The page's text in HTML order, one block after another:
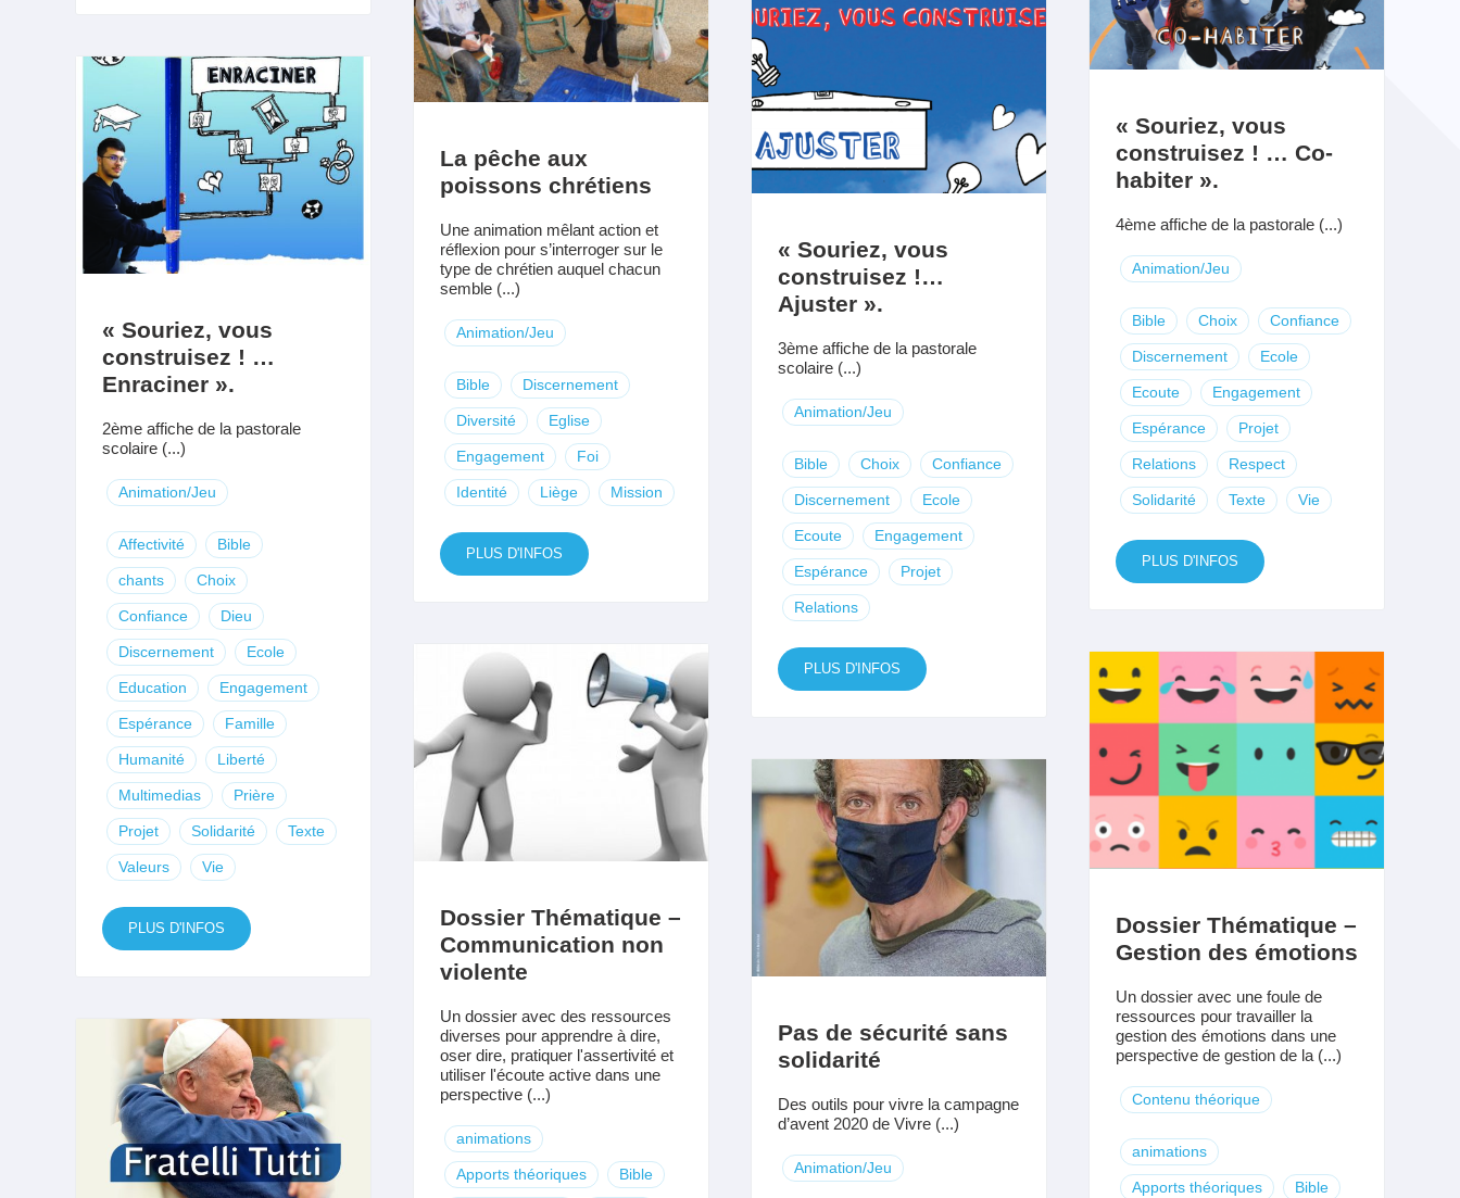
« Souriez, vous
construisez ! … Co-
habiter ».
4ème affiche de la pastorale (...)
Animation/Jeu
Bible Choix Confiance
Discernement Ecole
Ecoute Engagement
Espérance Projet
Relations Respect
Solidarité Texte Vie
PLUS D'INFOS
La pêche aux
poissons chrétiens
Une animation mêlant action et
réflexion pour s’interroger sur le
type de chrétien auquel chacun
semble (...)
Animation/Jeu
Bible Discernement
Diversité Eglise
Engagement Foi
Identité Liège Mission
PLUS D'INFOS
« Souriez, vous
construisez !…
Ajuster ».
3ème affiche de la pastorale
scolaire (...)
Animation/Jeu
Bible Choix Confiance
Discernement Ecole
Ecoute Engagement
Espérance Projet
Relations
PLUS D'INFOS
« Souriez, vous
construisez ! …
Enraciner ».
2ème affiche de la pastorale
scolaire (...)
Animation/Jeu
Affectivité Bible
chants Choix
Confiance Dieu
Discernement Ecole
Education Engagement
Espérance Famille
Humanité Liberté
Multimedias Prière
Projet Solidarité Texte
Valeurs Vie
PLUS D'INFOS
Dossier Thématique –
Communication non
violente
Un dossier avec des ressources
diverses pour apprendre à dire,
oser dire, pratiquer l'assertivité et
utiliser l'écoute active dans une
perspective (...)
animations
Apports théoriques Bible
Dossier Thématique –
Gestion des émotions
Un dossier avec une foule de
ressources pour travailler la
gestion des émotions dans une
perspective de gestion de la (...)
Contenu théorique
animations
Apports théoriques Bible
Pas de sécurité sans
solidarité
Des outils pour vivre la campagne
d’avent 2020 de Vivre (...)
Animation/Jeu